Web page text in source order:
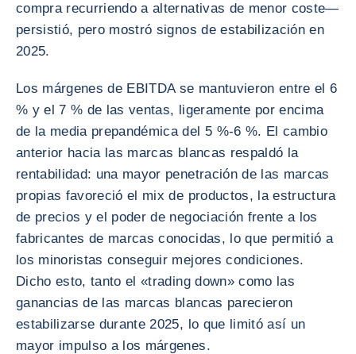
compra recurriendo a alternativas de menor coste—
persistió, pero mostró signos de estabilización en
2025.
Los márgenes de EBITDA se mantuvieron entre el 6
% y el 7 % de las ventas, ligeramente por encima
de la media prepandémica del 5 %-6 %. El cambio
anterior hacia las marcas blancas respaldó la
rentabilidad: una mayor penetración de las marcas
propias favoreció el mix de productos, la estructura
de precios y el poder de negociación frente a los
fabricantes de marcas conocidas, lo que permitió a
los minoristas conseguir mejores condiciones.
Dicho esto, tanto el «trading down» como las
ganancias de las marcas blancas parecieron
estabilizarse durante 2025, lo que limitó así un
mayor impulso a los márgenes.